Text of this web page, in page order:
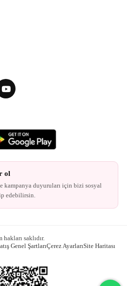
ol
kampanya duyuruları için bizi sosyal
edebilirsin.
saklıdır.
Genel ŞartlarıÇerez AyarlarıSite Haritası